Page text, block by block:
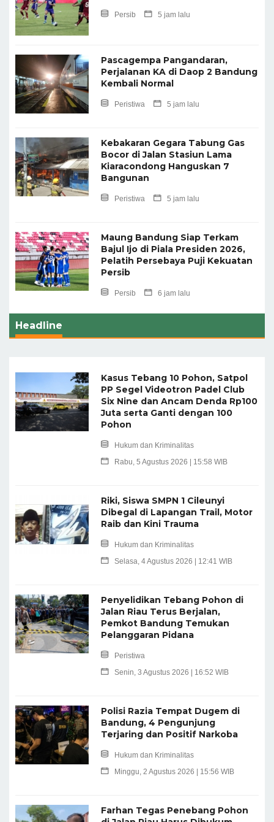
Persib 5 jam lalu
Pascagempa Pangandaran,
Perjalanan KA di Daop 2 Bandung
Kembali Normal
Peristiwa 5 jam lalu
Kebakaran Gegara Tabung Gas
Bocor di Jalan Stasiun Lama
Kiaracondong Hanguskan 7
Bangunan
Peristiwa 5 jam lalu
Maung Bandung Siap Terkam
Bajul Ijo di Piala Presiden 2026,
Pelatih Persebaya Puji Kekuatan
Persib
Persib 6 jam lalu
Headline
Kasus Tebang 10 Pohon, Satpol
PP Segel Videotron Padel Club
Six Nine dan Ancam Denda Rp100
Juta serta Ganti dengan 100
Pohon
Hukum dan Kriminalitas
Rabu, 5 Agustus 2026 | 15:58 WIB
Riki, Siswa SMPN 1 Cileunyi
Dibegal di Lapangan Trail, Motor
Raib dan Kini Trauma
Hukum dan Kriminalitas
Selasa, 4 Agustus 2026 | 12:41 WIB
Penyelidikan Tebang Pohon di
Jalan Riau Terus Berjalan,
Pemkot Bandung Temukan
Pelanggaran Pidana
Peristiwa
Senin, 3 Agustus 2026 | 16:52 WIB
Polisi Razia Tempat Dugem di
Bandung, 4 Pengunjung
Terjaring dan Positif Narkoba
Hukum dan Kriminalitas
Minggu, 2 Agustus 2026 | 15:56 WIB
Farhan Tegas Penebang Pohon